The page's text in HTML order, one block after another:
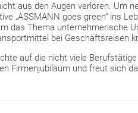
aus den Augen verloren. Um
„ASSMANN goes green“ ins
das Thema unternehmerische
bei Geschäftsreisen
auf die nicht viele
Firmenjubiläum und freut sich